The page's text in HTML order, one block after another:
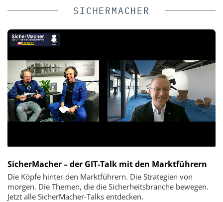
SICHERMACHER
SicherMacher – der GIT-Talk mit den Marktführern
Die Köpfe hinter den Marktführern. Die Strategien von
morgen. Die Themen, die die Sicherheitsbranche bewegen.
Jetzt alle SicherMacher-Talks entdecken.